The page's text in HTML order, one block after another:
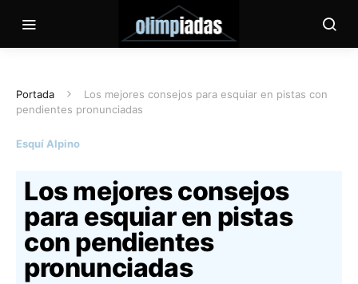
Portada
Los mejores consejos para esquiar en pistas con
pendientes pronunciadas
Esquí Alpino
Los mejores consejos
para esquiar en pistas
con pendientes
pronunciadas